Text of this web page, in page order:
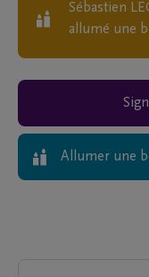
Sébastien
allumé une
Allumer une